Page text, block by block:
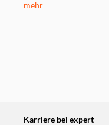
mehr
Karriere bei expert